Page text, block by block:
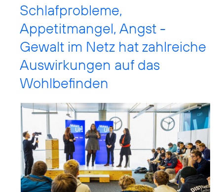
Schlafprobleme,
Appetitmangel, Angst -
Gewalt im Netz hat zahlreiche
Auswirkungen auf das
Wohlbefinden